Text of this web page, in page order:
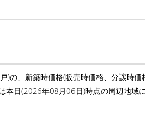
戸)の、新築時価格(販売時価格、分譲時
本日(2026年08月06日)時点の周辺地域